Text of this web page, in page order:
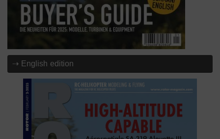
⇢ English edition